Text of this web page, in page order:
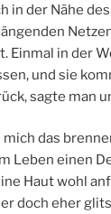
in der Nähe
Einmal in der
und sie
sagte man
mich das
Leben einen
Haut wohl
doch eher